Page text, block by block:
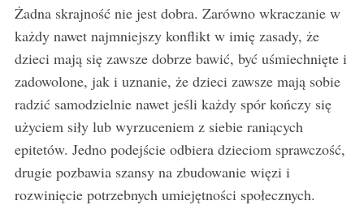
Żadna skrajność nie jest dobra. Zarówno wkraczanie w
każdy nawet najmniejszy konflikt w imię zasady, że
dzieci mają się zawsze dobrze bawić, być uśmiechnięte i
zadowolone, jak i uznanie, że dzieci zawsze mają sobie
radzić samodzielnie nawet jeśli każdy spór kończy się
użyciem siły lub wyrzuceniem z siebie raniących
epitetów. Jedno podejście odbiera dzieciom sprawczość,
drugie pozbawia szansy na zbudowanie więzi i
rozwinięcie potrzebnych umiejętności społecznych.